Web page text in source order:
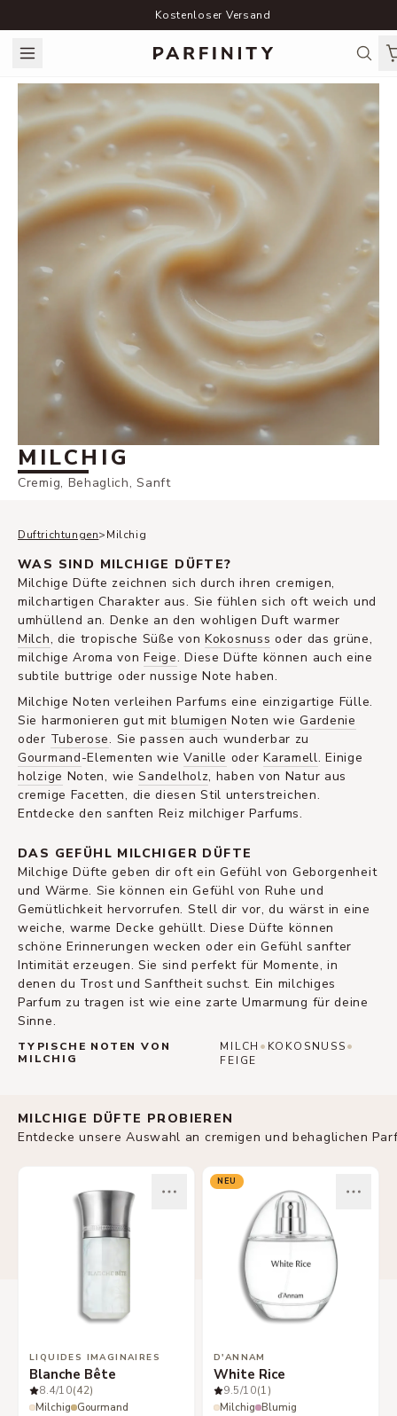
Kostenloser Versand
MILCHIG
Cremig, Behaglich, Sanft
Duftrichtungen>Milchig
WAS SIND MILCHIGE DÜFTE?
Milchige Düfte zeichnen sich durch ihren cremigen,
milchartigen Charakter aus. Sie fühlen sich oft weich und
umhüllend an. Denke an den wohligen Duft warmer
Milch, die tropische Süße von Kokosnuss oder das grüne,
milchige Aroma vonFeige. Diese Düfte können auch eine
subtile buttrige oder nussige Note haben.
Milchige Noten verleihen Parfums eine einzigartige Fülle.
Sie harmonieren gut mit blumigen Noten wieGardenie
oder Tuberose. Sie passen auch wunderbar zu
Gourmand-Elementen wieVanille oderKaramell. Einige
holzige Noten, wieSandelholz, haben von Natur aus
cremige Facetten, die diesen Stil unterstreichen.
Entdecke den sanften Reiz milchiger Parfums.
DAS GEFÜHL MILCHIGER DÜFTE
Milchige Düfte geben dir oft ein Gefühl von Geborgenheit
und Wärme. Sie können ein Gefühl von Ruhe und
Gemütlichkeit hervorrufen. Stell dir vor, du wärst in eine
weiche, warme Decke gehüllt. Diese Düfte können
schöne Erinnerungen wecken oder ein Gefühl sanfter
Intimität erzeugen. Sie sind perfekt für Momente, in
denen du Trost und Sanftheit suchst. Ein milchiges
Parfum zu tragen ist wie eine zarte Umarmung für deine
Sinne.
TYPISCHE NOTEN VON
MILCHIG
MILCH • KOKOSNUSS•
FEIGE
MILCHIGE DÜFTE PROBIEREN
Entdecke unsere Auswahl an cremigen und behaglichen
LIQUIDES IMAGINAIRES
Blanche Bête
8.4/10(42)
Milchig Gourmand
NEU
D'ANNAM
White Rice
9.5/10(1)
Milchig Blumig